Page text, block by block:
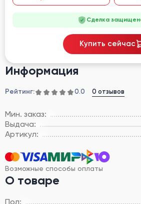
Информация
Рейтинг: 0.0 0 отзывов
Мин. заказ:
Выдача:
Артикул:
Возможные способы оплаты
О товаре
Пол:
Сделка
Купить сейчас